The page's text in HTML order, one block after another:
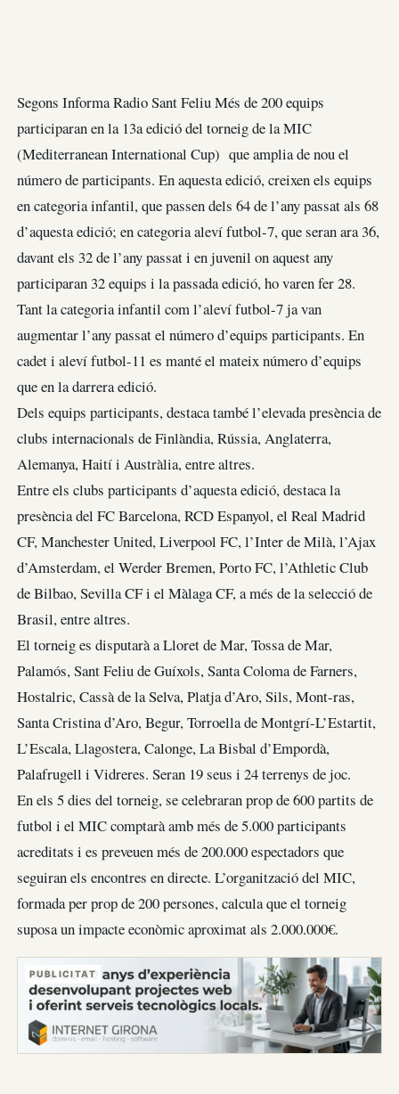
Segons Informa Radio Sant Feliu Més de 200 equips
participaran en la 13a edició del torneig de la MIC
(Mediterranean International Cup) que amplia de nou el
número de participants. En aquesta edició, creixen els equips
en categoria infantil, que passen dels 64 de l’any passat als 68
d’aquesta edició; en categoria aleví futbol-7, que seran ara 36,
davant els 32 de l’any passat i en juvenil on aquest any
participaran 32 equips i la passada edició, ho varen fer 28.
Tant la categoria infantil com l’aleví futbol-7 ja van
augmentar l’any passat el número d’equips participants. En
cadet i aleví futbol-11 es manté el mateix número d’equips
que en la darrera edició.
Dels equips participants, destaca també l’elevada presència de
clubs internacionals de Finlàndia, Rússia, Anglaterra,
Alemanya, Haití i Austràlia, entre altres.
Entre els clubs participants d’aquesta edició, destaca la
presència del FC Barcelona, RCD Espanyol, el Real Madrid
CF, Manchester United, Liverpool FC, l’Inter de Milà, l’Ajax
d’Amsterdam, el Werder Bremen, Porto FC, l’Athletic Club
de Bilbao, Sevilla CF i el Màlaga CF, a més de la selecció de
Brasil, entre altres.
El torneig es disputarà a Lloret de Mar, Tossa de Mar,
Palamós, Sant Feliu de Guíxols, Santa Coloma de Farners,
Hostalric, Cassà de la Selva, Platja d’Aro, Sils, Mont-ras,
Santa Cristina d’Aro, Begur, Torroella de Montgrí-L’Estartit,
L’Escala, Llagostera, Calonge, La Bisbal d’Empordà,
Palafrugell i Vidreres. Seran 19 seus i 24 terrenys de joc.
En els 5 dies del torneig, se celebraran prop de 600 partits de
futbol i el MIC comptarà amb més de 5.000 participants
acreditats i es preveuen més de 200.000 espectadors que
seguiran els encontres en directe. L’organització del MIC,
formada per prop de 200 persones, calcula que el torneig
suposa un impacte econòmic aproximat als 2.000.000€.
PUBLICITAT